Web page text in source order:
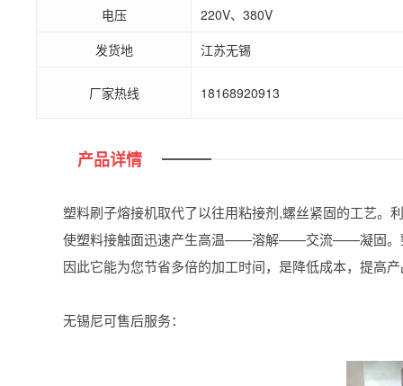
电压
220V、380V
发货地
江苏无锡
厂家热线 18168920913
产品详情
塑料刷子熔接机取代了以往用粘接剂,螺丝紧固的工艺。
使塑料接触面迅速产生高温——溶解——交流——凝固。
因此它能为您节省多倍的加工时间，是降低成本，提高
无锡尼可售后服务：